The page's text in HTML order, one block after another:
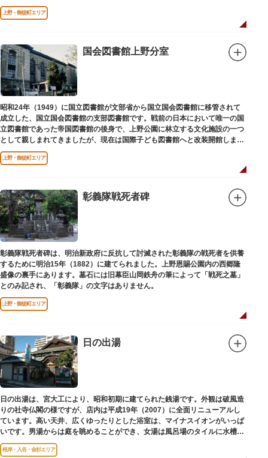
千」とは仏法で無数の意味を示します。この石地蔵尊は全国各地にも造立さ
れており、これまで約5万体の石地蔵尊が造立され、今も増え続けていま
上野・御徒町エリア
国会図書館上野分室
昭和24年（1949）に国立図書館が文部省から国立国会図書館に移管されて
成立した、国立国会図書館の支部図書館です。戦前の日本において唯一の国
立図書館であった帝国図書館の後身で、上野公園に林立する文化施設の一つ
として親しまれてきましたが、現在は国際子ども図書館へと改装開館しまし
た。
上野・御徒町エリア
彰義隊戦死者碑
彰義隊戦死者碑は、明治新政府に反抗して討滅された彰義隊の戦死者を供養
するために明治15年（1882）に建てられました。上野恩賜公園内の西郷隆
盛像の裏手にあります。墓石には旧幕臣山岡鉄舟の筆によって「戦死之墓」
とのみ記され、「彰義隊」の文字はありません。
上野・御徒町エリア
日の出湯
日の出湯は、宮大工により、昭和初期に建てられた銭湯です。外観は破風造
りの社寺仏閣の様ですが、店内は平成19年（2007）に全面リニューアルし
ています。高い天井、広くゆったりとした浴室は、マイナスイオンがいっぱ
いです。男湯からは庭を眺めることができ、女湯は風呂場のタイルに水槽が
はめ込まれ、可愛い金魚が泳いでいます。
根岸・入谷・金杉エリア